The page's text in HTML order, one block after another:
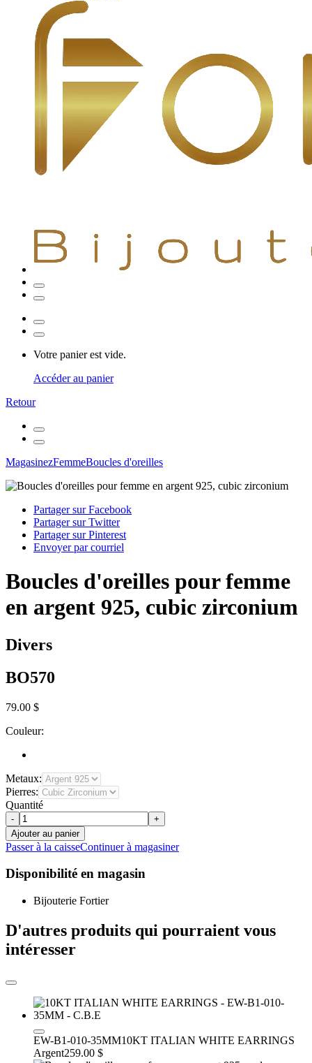
Votre panier est vide.
Accéder au panier
Retour
MagasinezFemmeBoucles d'oreilles
Partager sur Facebook
Partager sur Twitter
Partager sur Pinterest
Envoyer par courriel
Boucles d'oreilles pour femme
en argent 925, cubic zirconium
Divers
BO570
79.00 $
Couleur:
Metaux:
Pierres:
Quantité
-
+
Ajouter au panier
Passer à la caisseContinuer à magasiner
Disponibilité en magasin
Bijouterie Fortier
D'autres produits qui pourraient vous
intéresser
EW-B1-010-35MM10KT ITALIAN WHITE EARRINGS
Argent259.00 $